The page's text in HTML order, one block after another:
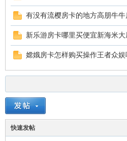
有没有流樱房卡的地方高朋牛
新乐游房卡哪里买便宜新海米
嫦娥房卡怎样购买操作王者众
快速发帖